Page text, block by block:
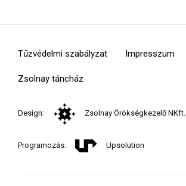
Tűzvédelmi szabályzat Impresszum
Zsolnay táncház
Design: Zsolnay Örökségkezelő NKft.
Programozás: Upsolution